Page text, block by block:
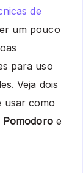
de
um pouco
para uso
Veja dois
usar como
Pomodoroe